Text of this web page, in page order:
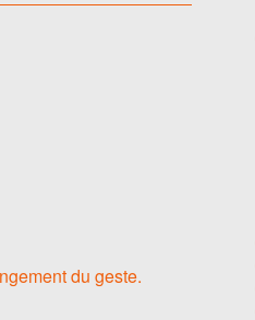
du geste.